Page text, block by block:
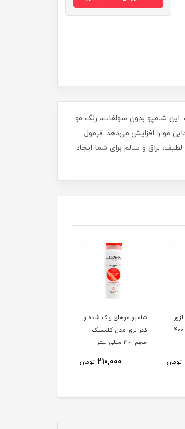
این شامپو بدون سولفات، رنگ مو
مو را افزایش می‌دهد. فرمول
براق و سالم برای شما ایجاد
مدل کلاسیک حجم 400
تومان
شامپو موهای رنگ شده و
کدر لزور مدل کلاسیک
حجم 400 میلی لیتر
210,000 تومان